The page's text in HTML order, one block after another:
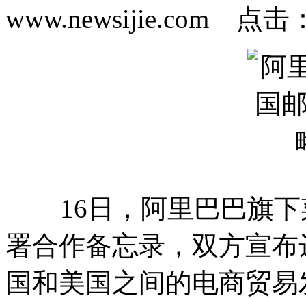
www.newsijie.com 点击
16日，阿里巴巴旗下
署合作备忘录，双方宣
国和美国之间的电商贸